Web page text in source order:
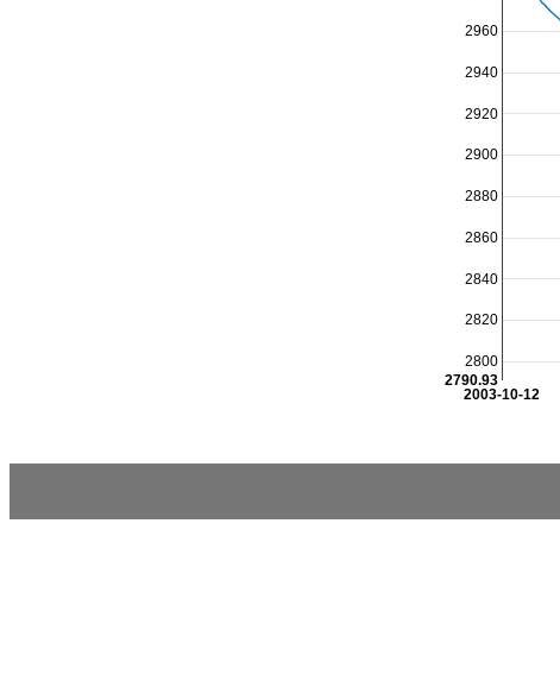
2003-10-12
2800
2820
2840
2860
2880
2900
2920
2940
2960
2790.93